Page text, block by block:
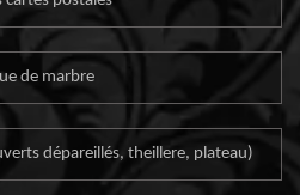
de marbre
dépareillés, theillere, plateau)